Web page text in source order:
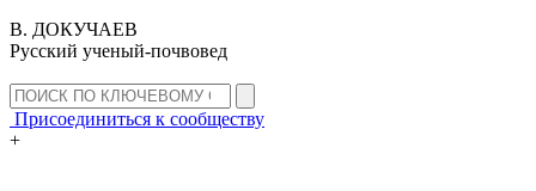
В. ДОКУЧАЕВ
Русский ученый-почвовед
Присоединиться к сообществу
+